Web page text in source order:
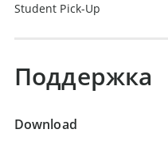
Student Pick-Up
Поддержка
Download